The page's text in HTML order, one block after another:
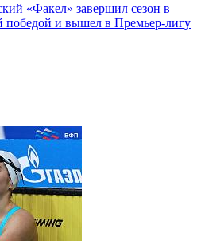
«Факел» завершил сезон в
победой и вышел в Премьер-лигу